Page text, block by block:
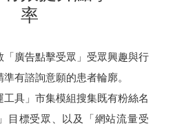
率
「廣告點擊受眾」受眾興趣與行
有諮詢意願的患者輪廓。
具」市集模組搜集既有粉絲名
目標受眾、以及「網站流量受